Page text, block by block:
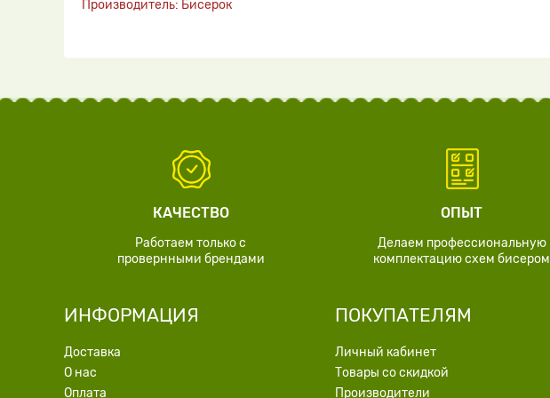
Производитель: Бисерок
КАЧЕСТВО
Работаем только с
провернными брендами
ОПЫТ
Делаем профессиональную
комплектацию схем бисером
ИНФОРМАЦИЯ
Доставка
О нас
Оплата
ПОКУПАТЕЛЯМ
Личный кабинет
Товары со скидкой
Производители